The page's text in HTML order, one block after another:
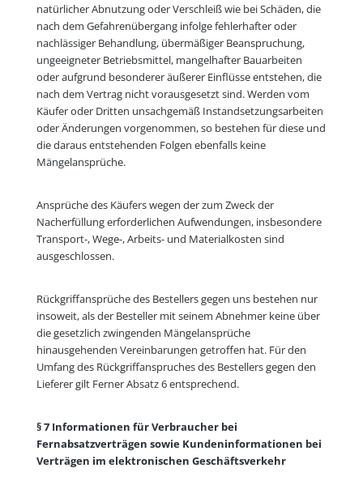
natürlicher Abnutzung oder Verschleiß wie bei Schäden, die
nach dem Gefahrenübergang infolge fehlerhafter oder
nachlässiger Behandlung, übermäßiger Beanspruchung,
ungeeigneter Betriebsmittel, mangelhafter Bauarbeiten
oder aufgrund besonderer äußerer Einflüsse entstehen, die
nach dem Vertrag nicht vorausgesetzt sind. Werden vom
Käufer oder Dritten unsachgemäß Instandsetzungsarbeiten
oder Änderungen vorgenommen, so bestehen für diese und
die daraus entstehenden Folgen ebenfalls keine
Mängelansprüche.
Ansprüche des Käufers wegen der zum Zweck der
Nacherfüllung erforderlichen Aufwendungen, insbesondere
Transport-, Wege-, Arbeits- und Materialkosten sind
ausgeschlossen.
Rückgriffansprüche des Bestellers gegen uns bestehen nur
insoweit, als der Besteller mit seinem Abnehmer keine über
die gesetzlich zwingenden Mängelansprüche
hinausgehenden Vereinbarungen getroffen hat. Für den
Umfang des Rückgriffanspruches des Bestellers gegen den
Lieferer gilt Ferner Absatz 6 entsprechend.
§ 7 Informationen für Verbraucher bei
Fernabsatzverträgen sowie Kundeninformationen bei
Verträgen im elektronischen Geschäftsverkehr